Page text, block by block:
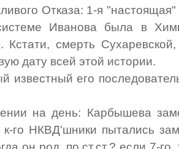
Отказа: 1-я
Иванова была в
Кстати, смерть
дату всей этой истории.
известный его
на день: Карбышева
го НКВД'шники пытались